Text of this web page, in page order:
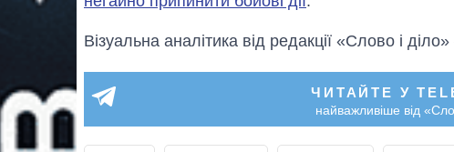
Візуальна аналітика від редакції «Слово і
ЧИТАЙТЕ У
найважливіше від